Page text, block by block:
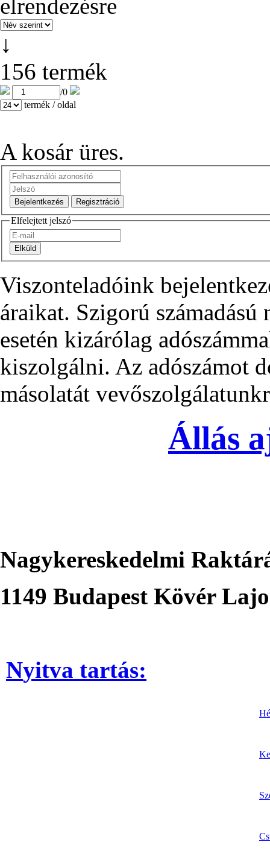
↓
156 termék
/0
termék / oldal
A kosár üres.
Elfelejtett jelszó
Viszonteladóink
áraikat. Szigorú
esetén kizárólag
kiszolgálni. Az adószámot
másolatát
Állás
Nagykereskedelmi
1149 Budapest Kövér
Nyitva tartás: